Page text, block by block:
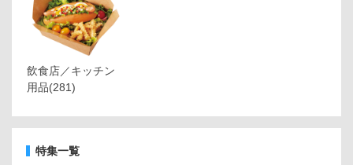
飲食店／キッチン
用品(281)
特集一覧